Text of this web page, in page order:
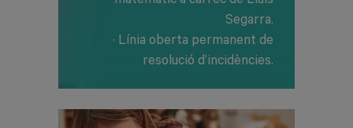
Segarra.
· Línia oberta permanent de
resolució d’incidències.